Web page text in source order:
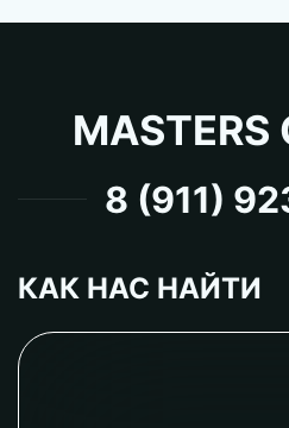
MASTERS
8 (911)
КАК НАС НАЙТИ